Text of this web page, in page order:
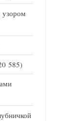
узором
585)